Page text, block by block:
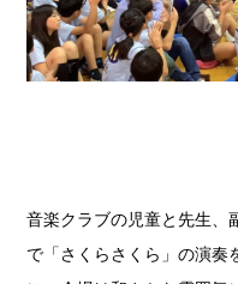
音楽クラブの児童と先生、
で「さくらさくら」の演奏